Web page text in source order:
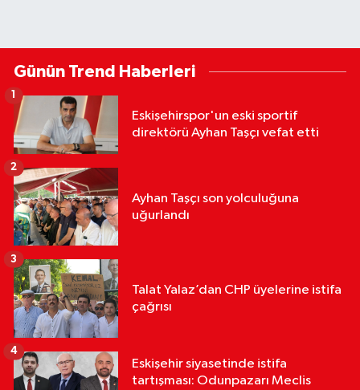
Günün Trend Haberleri
Eskişehirspor'un eski sportif
direktörü Ayhan Taşçı vefat etti
1
Ayhan Taşçı son yolculuğuna
uğurlandı
2
Talat Yalaz’dan CHP üyelerine istifa
çağrısı
3
Eskişehir siyasetinde istifa
tartışması: Odunpazarı Meclis
4